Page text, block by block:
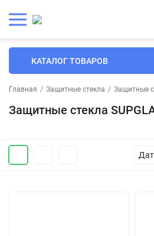
КАТАЛОГ ТОВАРОВ
Главная / Защитные стекла / Защитные
Защитные стекла